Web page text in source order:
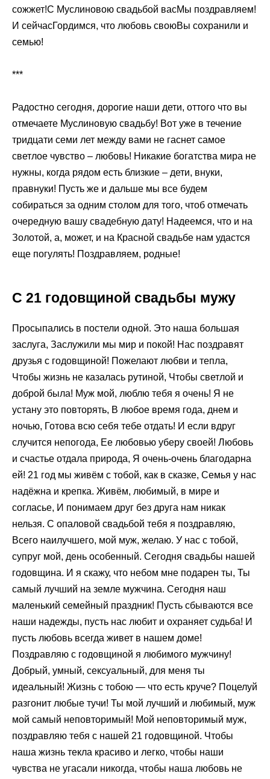
сожжет!С Муслиновою свадьбой васМы поздравляем!
И сейчасГордимся, что любовь своюВы сохранили и
семью!
***
Радостно сегодня, дорогие наши дети, оттого что вы
отмечаете Муслиновую свадьбу! Вот уже в течение
тридцати семи лет между вами не гаснет самое
светлое чувство – любовь! Никакие богатства мира не
нужны, когда рядом есть близкие – дети, внуки,
правнуки! Пусть же и дальше мы все будем
собираться за одним столом для того, чтоб отмечать
очередную вашу свадебную дату! Надеемся, что и на
Золотой, а, может, и на Красной свадьбе нам удастся
еще погулять! Поздравляем, родные!
С 21 годовщиной свадьбы мужу
Просыпались в постели одной. Это наша большая
заслуга, Заслужили мы мир и покой! Нас поздравят
друзья с годовщиной! Пожелают любви и тепла,
Чтобы жизнь не казалась рутиной, Чтобы светлой и
доброй была! Муж мой, люблю тебя я очень! Я не
устану это повторять, В любое время года, днем и
ночью, Готова всю себя тебе отдать! И если вдруг
случится непогода, Ее любовью уберу своей! Любовь
и счастье отдала природа, Я очень-очень благодарна
ей! 21 год мы живём с тобой, как в сказке, Семья у нас
надёжна и крепка. Живём, любимый, в мире и
согласье, И понимаем друг без друга нам никак
нельзя. С опаловой свадьбой тебя я поздравляю,
Всего наилучшего, мой муж, желаю. У нас с тобой,
супруг мой, день особенный. Сегодня свадьбы нашей
годовщина. И я скажу, что небом мне подарен ты, Ты
самый лучший на земле мужчина. Сегодня наш
маленький семейный праздник! Пусть сбываются все
наши надежды, пусть нас любит и охраняет судьба! И
пусть любовь всегда живет в нашем доме!
Поздравляю с годовщиной я любимого мужчину!
Добрый, умный, сексуальный, для меня ты
идеальный! Жизнь с тобою — что есть круче? Поцелуй
разгонит любые тучи! Ты мой лучший и любимый, муж
мой самый неповторимый! Мой неповторимый муж,
поздравляю тебя с нашей 21 годовщиной. Чтобы
наша жизнь текла красиво и легко, чтобы наши
чувства не угасали никогда, чтобы наша любовь не